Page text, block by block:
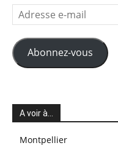
Adresse
e-
mail
Abonnez-vous
A voir à…
Montpellier